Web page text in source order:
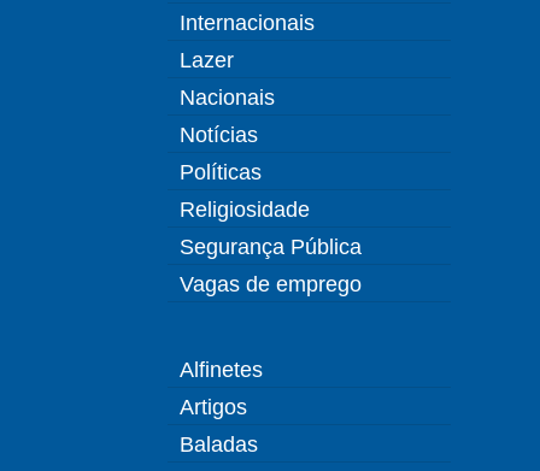
Internacionais
Lazer
Nacionais
Notícias
Políticas
Religiosidade
Segurança Pública
Vagas de emprego
Alfinetes
Artigos
Baladas